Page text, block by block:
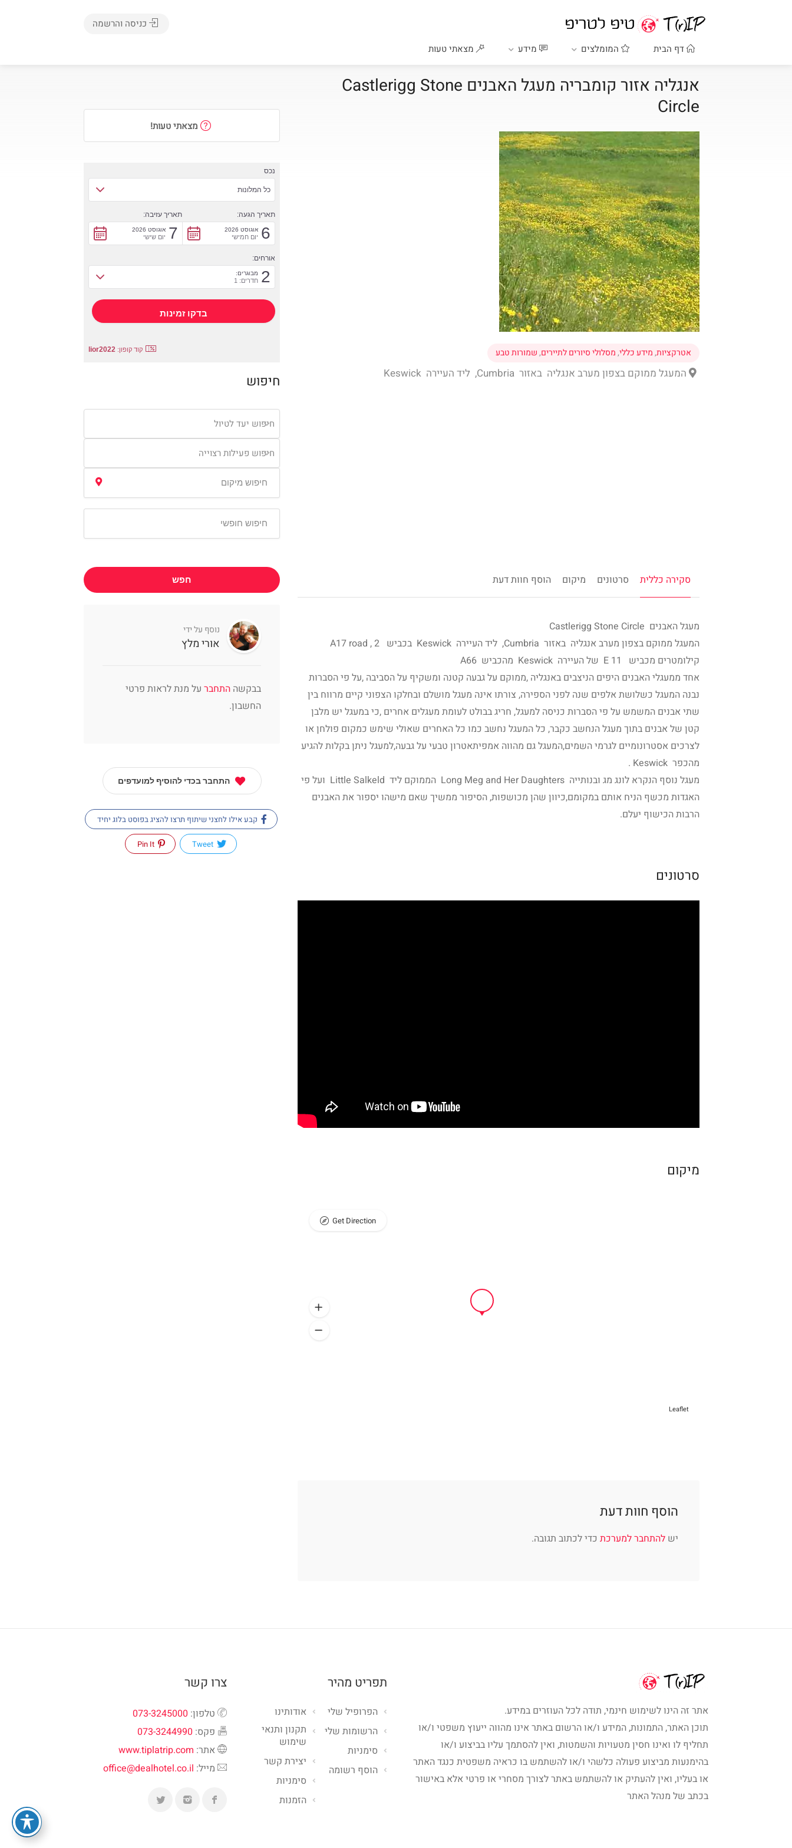
דף הבית המומלצים מידע מצאתי טעות
כניסה והרשמה
אנגליה אזור קומבריה מעגל האבנים Castlerigg Stone
Circle
אטרקציות,מידע כללי,מסלולי סיורים לתיירים,שמורות טבע
המעגל ממוקם בצפון מערב אנגליה באזור Cumbria, ליד העיירה Keswick
סקירה כללית סרטונים מיקום הוסף חוות דעת
מעגל האבנים Castlerigg Stone Circle
המעגל ממוקם בצפון מערב אנגליה באזור Cumbria, ליד העיירה Keswick בכביש A17 road , 2
קילומטרים מכביש E 11 של העיירה Keswick מהכביש A66
אחד ממעגלי האבנים היפים הניצבים באנגליה ,ממוקם על גבעה קטנה ומשקיף על הסביבה ,על פי הסברות
נבנה המעגל כשלושת אלפים שנה לפני הספירה, צורתו אינה מעגל מושלם ובחלקו הצפוני קיים מרווח בין
שתי אבנים המשמש על פי הסברות כניסה למעגל, חריג בבולט לעומת מעגלים אחרים ,כי במעגל יש מלבן
קטן של אבנים בתוך מעגל הנחשב כקבר, כל המעגל נחשב כמו כל האחרים שאולי שימש כמקום פולחן או
לצרכים אסטרונומיים לגרמי השמים,המעגל גם מהווה אמפיתאטרון טבעי על גבעה,למעגל ניתן בקלות להגיע
מהכפר Keswick .
מעגל נוסף הנקרא לונג מג ובנותייה Long Meg and Her Daughters הממוקם ליד Little Salkeld ועל פי
האגדות מכשף הניח אותם במקומם,כיוון שהן מכושפות, הסיפור ממשיך שאם מישהו יספור את האבנים
הרבות הכישוף יעלם.
סרטונים
מיקום
Leaflet
Get Direction
הוסף חוות דעת
יש להתחבר למערכת כדי לכתוב תגובה.
מצאתי טעות!
נכס
כל המלונות
תאריך הגעה:
6 אוגוסט 2026
יום חמישי
תאריך עזיבה:
7 אוגוסט 2026
יום שישי
אורחים:
2 מבוגרים:
חדרים: 1
קוד קופון: lior2022
חיפוש
חיפוש יעד לטיול
חיפוש פעילות רצוייה
חפש
נוסף על ידי
אורי מלץ
בבקשה התחבר על מנת לראות פרטי
החשבון.
התחבר בכדי להוסיף למועדפים
קבע אילו לחצני שיתוף תרצו להציג בפוסט בלוג יחיד
אתר זה הינו לשימוש חינמי, תודה לכל העוזרים במידע.
תוכן האתר, התמונות, המידע ו/או הרשום באתר אינו מהווה ייעוץ משפטי ו/או
תחליף לו ואינו חסין מטעויות והשמטות, ואין להסתמך עליו בביצוע ו/או
בהימנעות מביצוע פעולה כלשהי ו/או להשתמש בו כראיה משפטית כנגד האתר
או בעליו, ואין להעתיק או להשתמש באתר לצורך מסחרי או פרטי אלא באישור
בכתב של מנהל האתר
תפריט מהיר
אודותינו
תקנון ותנאי
שימוש
יצירת קשר
סימניות
הזמנות
הפרופיל שלי
הרשומות שלי
סימניות
הוסף רשומה
צרו קשר
טלפון: 073-3245000
פקס: 073-3244990
אתר: www.tiplatrip.com
מייל: office@dealhotel.co.il